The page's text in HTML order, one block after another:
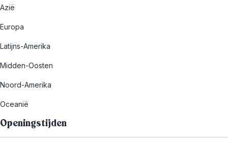
Azië
Europa
Latijns-Amerika
Midden-Oosten
Noord-Amerika
Oceanië
Openingstijden